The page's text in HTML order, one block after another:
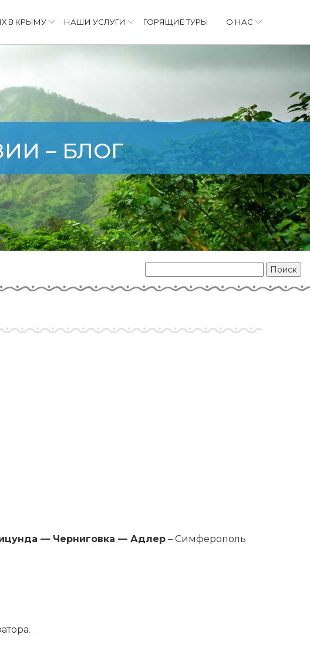
В КРЫМУ НАШИ УСЛУГИ ГОРЯЩИЕ ТУРЫ О НАС
– БЛОГ
— Черниговка — Адлер – Симферополь